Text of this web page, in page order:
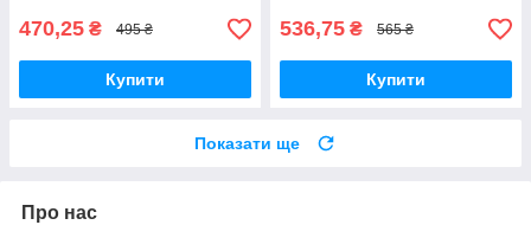
470,25 ₴ 495 ₴
Купити
536,75 ₴ 565 ₴
Купити
Показати ще
Про нас